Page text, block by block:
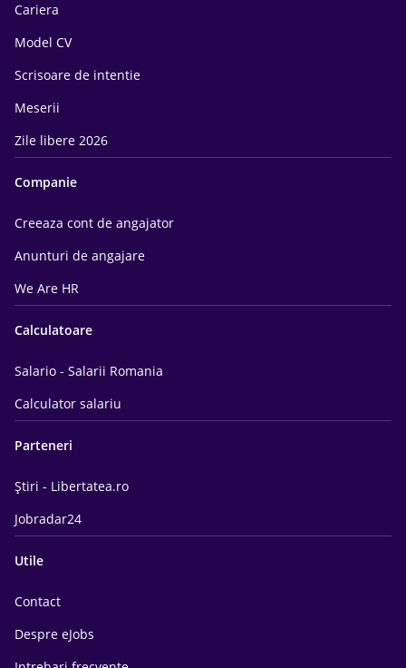
Cariera
Model CV
Scrisoare de intentie
Meserii
Zile libere 2026
Companie
Creeaza cont de angajator
Anunturi de angajare
We Are HR
Calculatoare
Salario - Salarii Romania
Calculator salariu
Parteneri
Știri - Libertatea.ro
Jobradar24
Utile
Contact
Despre eJobs